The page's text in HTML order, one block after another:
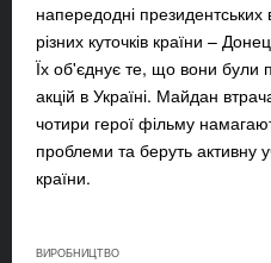
напередодні президентських
різних куточків країни –
Їх об'єднує те, що вони були
акцій в Україні. Майдан
чотири герої фільму
проблеми та беруть активну
країни.
ВИРОБНИЦТВО